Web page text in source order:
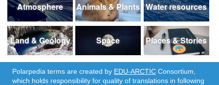
Atmosphere Animals & Plants Water resources
Land & Geology Space Places & Stories
Polarpedia terms are created by EDU-ARCTIC Consortium,
which holds responsibility for quality of translations in following